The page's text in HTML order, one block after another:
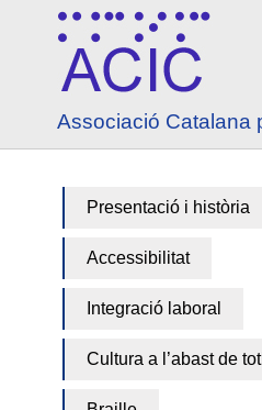
Anar a contingut
Anar a menú principal
Associació Catalana
Presentació i història
Accessibilitat
Integració laboral
Cultura a l’abast de